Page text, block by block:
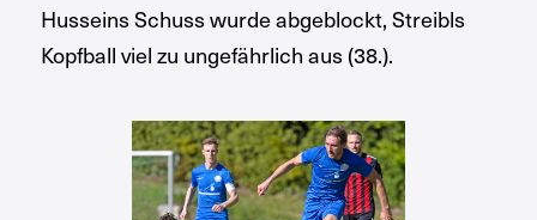
Husseins Schuss wurde abgeblockt, Streibls
Kopfball viel zu ungefährlich aus (38.).